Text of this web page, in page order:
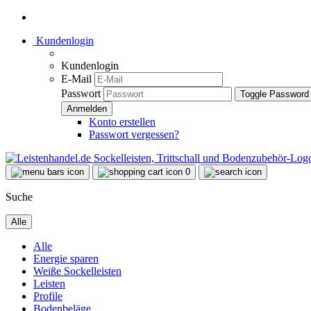
Kundenlogin
Kundenlogin
E-Mail
Passwort
Toggle
Konto erstellen
Passwort vergessen?
0
Suche
Alle
Alle
Energie sparen
Weiße Sockelleisten
Leisten
Profile
Bodenbeläge